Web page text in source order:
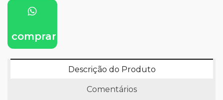
comprar
Descrição do Produto
Comentários